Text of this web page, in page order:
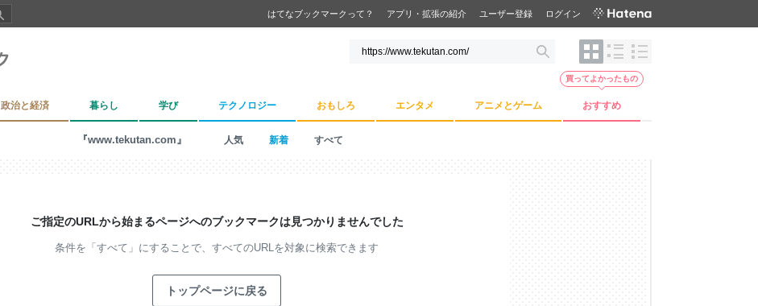
はてなブックマークって？ アプリ・拡張の紹介 ユーザー登録 ログイン
政治と経済 暮らし 学び テクノロジー おもしろ エンタメ アニメとゲーム おすすめ
買ってよかったもの
『www.tekutan.com』 人気 新着 すべて
ご指定のURLから始まるページへのブックマークは見つかりませんでした
条件を「すべて」にすることで、 すべてのURLを対象に検索できます
トップページに戻る